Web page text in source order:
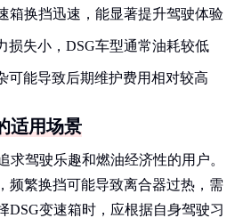
箱换挡迅速，能显著提升驾驶体验
损失小，DSG车型通常油耗较低
可能导致后期维护费用相对较高
适用场景
求驾驶乐趣和燃油经济性的用户。
频繁换挡可能导致离合器过热，需
DSG变速箱时，应根据自身驾驶习